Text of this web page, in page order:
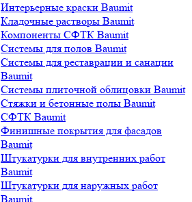
Интерьерные краски Baumit
Кладочные растворы Baumit
Компоненты СФТК Baumit
Системы для полов Baumit
Системы для реставрации и санации
Baumit
Системы плиточной облицовки Baumit
Стяжки и бетонные полы Baumit
СФТК Baumit
Финишные покрытия для фасадов
Baumit
Штукатурки для внутренних работ
Baumit
Штукатурки для наружных работ
Baumit